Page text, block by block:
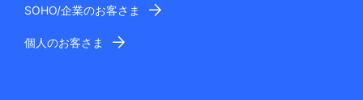
SOHO/企業のお客さま
個人のお客さま